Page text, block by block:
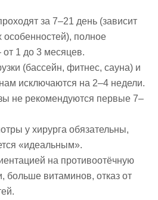
за 7–21 день (зависит
полное
1 до 3 месяцев.
(бассейн, фитнес, сауна) и
исключаются на 2–4 недели.
не рекомендуются первые 7–
у хирурга обязательны,
«идеальным».
на противоотёчную
больше витаминов, отказ от